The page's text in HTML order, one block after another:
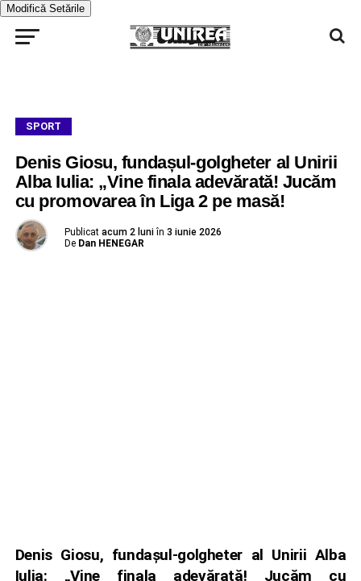
Modifică Setările
SPORT
Denis Giosu, fundașul-golgheter al Unirii
Alba Iulia: „Vine finala adevărată! Jucăm
cu promovarea în Liga 2 pe masă!
Publicat acum 2 luni în 3 iunie 2026
De Dan HENEGAR
Denis Giosu, fundașul-golgheter al Unirii Alba
Iulia: „Vine finala adevărată! Jucăm cu